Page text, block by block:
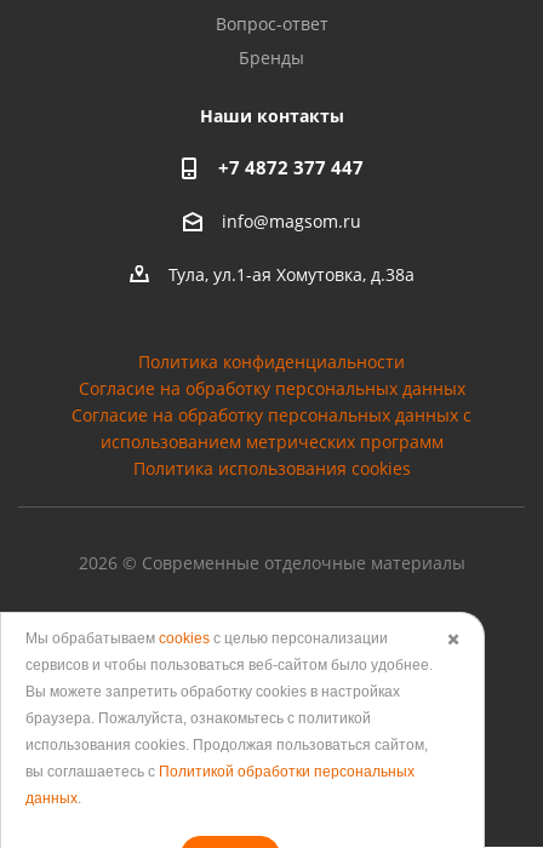
Вопрос-ответ
Бренды
Наши контакты
+7 4872 377 447
info@magsom.ru
Тула, ул.1-ая Хомутовка, д.38а
Политика конфиденциальности
Согласие на обработку персональных данных
Cогласие на обработку персональных данных с
использованием метрических программ
Политика использования cookies
2026 © Современные отделочные материалы
Версия для печати
✖️
Мы обрабатываем cookies с целью персонализации
сервисов и чтобы пользоваться веб-сайтом было удобнее.
Вы можете запретить обработку сookies в настройках
браузера. Пожалуйста, ознакомьтесь с политикой
использования cookies. Продолжая пользоваться сайтом,
вы соглашаетесь с Политикой обработки персональных
данных.